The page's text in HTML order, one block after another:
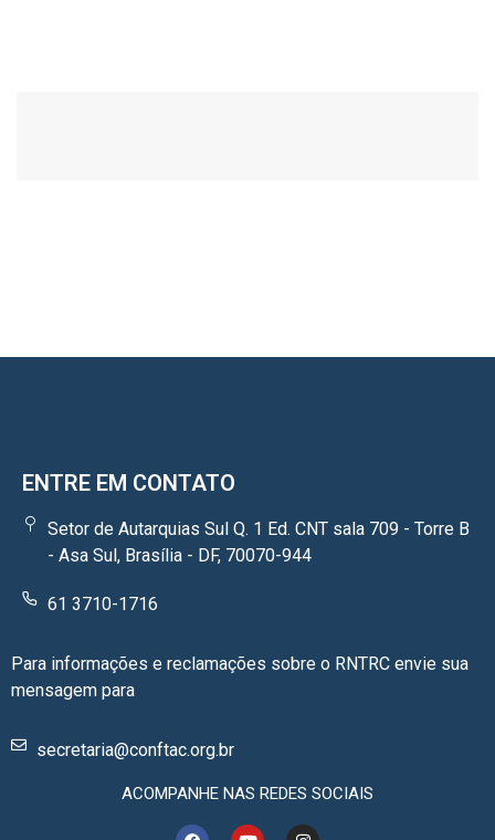
ENTRE EM CONTATO
Setor de Autarquias Sul Q. 1 Ed. CNT sala 709 - Torre B
- Asa Sul, Brasília - DF, 70070-944
61 3710-1716
Para informações e reclamações sobre o RNTRC envie sua
mensagem para
secretaria@conftac.org.br
ACOMPANHE NAS REDES SOCIAIS